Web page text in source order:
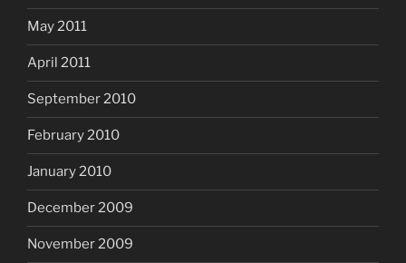
May 2011
April 2011
September 2010
February 2010
January 2010
December 2009
November 2009